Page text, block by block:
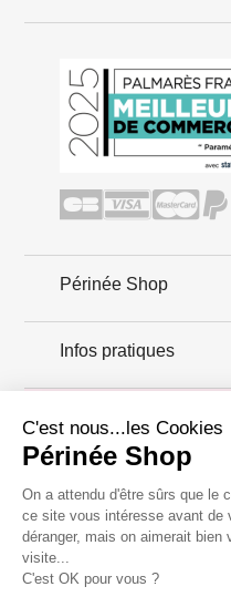
Périnée Shop
Infos pratiques
Conseils périnée
Régulièrement de
arrivent sur le marché.
des appareils connectés
geisha connectées, des
plancher
Copyright
C'est nous...les Cookies
Périnée Shop
On a attendu d'être sûrs que le
ce site vous intéresse avant de
déranger, mais on aimerait bien
visite...
C'est OK pour vous ?